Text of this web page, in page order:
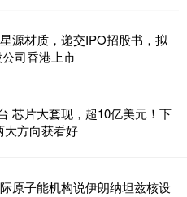
源材质，递交IPO招股书，拟
司香港上市
芯片大套现，超10亿美元！下
大方向获看好
原子能机构说伊朗纳坦兹核设